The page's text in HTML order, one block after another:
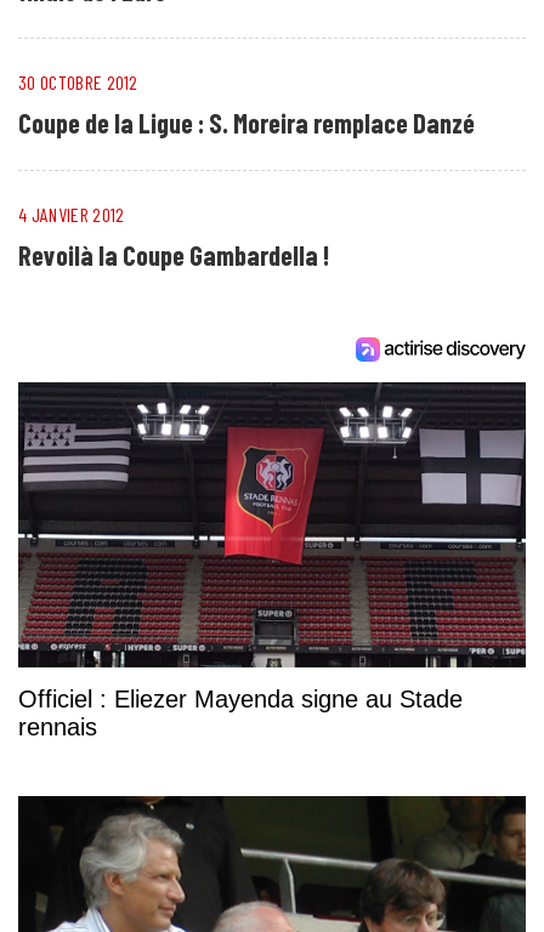
30 OCTOBRE 2012
Coupe de la Ligue : S. Moreira remplace Danzé
4 JANVIER 2012
Revoilà la Coupe Gambardella !
Officiel : Eliezer Mayenda signe au Stade
rennais